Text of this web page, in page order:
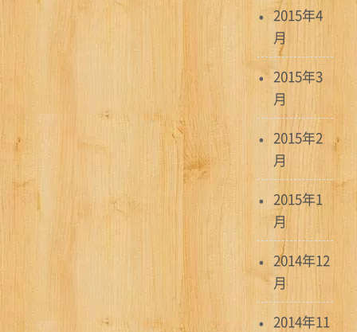
2015年4
月
2015年3
月
2015年2
月
2015年1
月
2014年12
月
2014年11